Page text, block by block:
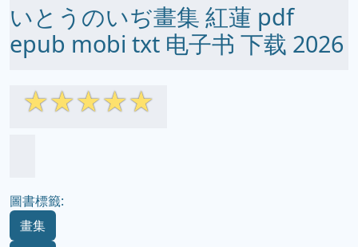
いとうのいぢ畫集 紅蓮 pdf
epub mobi txt 电子书 下载 2026
☆☆☆☆☆
圖書標籤:
畫集